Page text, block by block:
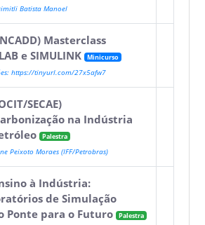
Batista Manoel
Masterclass
e SIMULINK Minicurso
https://tinyurl.com/27x5afw7
SECAE)
na Indústria
Palestra
Peixoto Moraes (IFF/Petrobras)
à Indústria:
de Simulação
Ponte para o Futuro Palestra